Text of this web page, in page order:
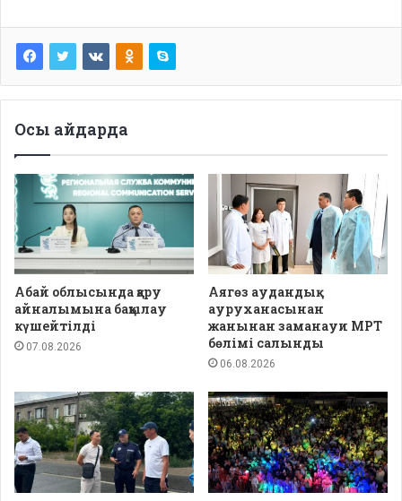
Осы айдарда
Абай облысында қару
айналымына бақылау
күшейтілді
07.08.2026
Аягөз аудандық
ауруханасынан
жанынан заманауи МРТ
бөлімі салынды
06.08.2026